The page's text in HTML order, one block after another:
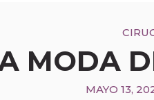
MODA
MAYO 13,